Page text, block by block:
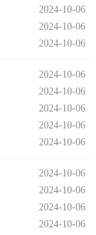
2024-10-06
2024-10-06
2024-10-06
2024-10-06
2024-10-06
2024-10-06
2024-10-06
2024-10-06
2024-10-06
2024-10-06
2024-10-06
2024-10-06